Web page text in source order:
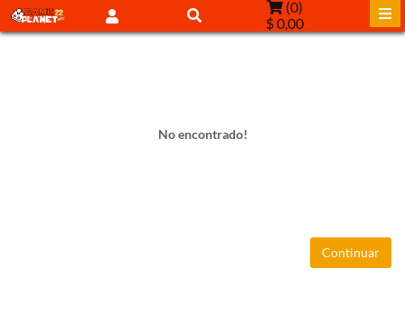
(0)
$ 0,00
No encontrado!
Continuar